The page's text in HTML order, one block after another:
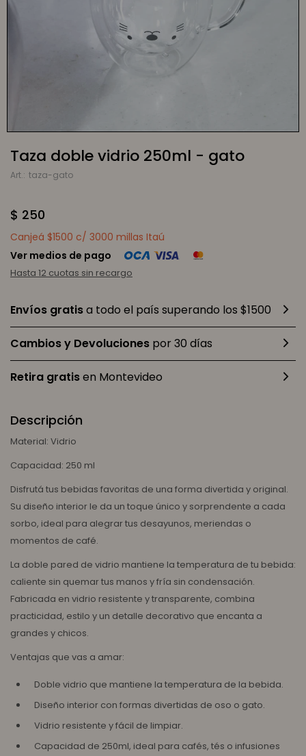
Taza doble vidrio 250ml - gato
taza-gato
$ 250
Canjeá $1500 c/ 3000 millas Itaú
Ver medios de pago
Hasta 12 cuotas sin recargo
Envíos gratisa todo el país superando los $1500
Cambios y Devoluciones por 30 días
Retira gratisen Montevideo
Descripción
Material: Vidrio
Capacidad: 250 ml
Disfrutá tus bebidas favoritas de una forma divertida y original.
Su diseño interior le da un toque único y sorprendente a cada
sorbo, ideal para alegrar tus desayunos, meriendas o
momentos de café.
La doble pared de vidrio mantiene la temperatura de tu bebida:
caliente sin quemar tus manos y fría sin condensación.
Fabricada en vidrio resistente y transparente, combina
practicidad, estilo y un detalle decorativo que encanta a
grandes y chicos.
Ventajas que vas a amar:
Doble vidrio que mantiene la temperatura de la bebida.
Diseño interior con formas divertidas de oso o gato.
Vidrio resistente y fácil de limpiar.
Capacidad de 250ml, ideal para cafés, tés o infusiones